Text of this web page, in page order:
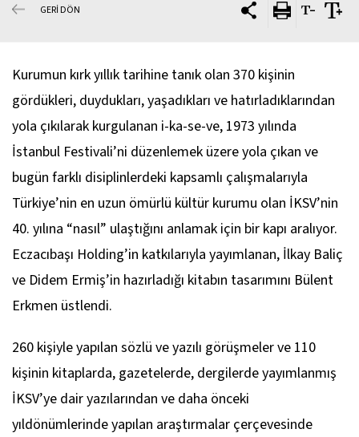
GERİ DÖN
Kurumun kırk yıllık tarihine tanık olan 370 kişinin
gördükleri, duydukları, yaşadıkları ve hatırladıklarından
yola çıkılarak kurgulanan i-ka-se-ve, 1973 yılında
İstanbul Festivali’ni düzenlemek üzere yola çıkan ve
bugün farklı disiplinlerdeki kapsamlı çalışmalarıyla
Türkiye’nin en uzun ömürlü kültür kurumu olan İKSV’nin
40. yılına “nasıl” ulaştığını anlamak için bir kapı aralıyor.
Eczacıbaşı Holding’in katkılarıyla yayımlanan, İlkay Baliç
ve Didem Ermiş’in hazırladığı kitabın tasarımını Bülent
Erkmen üstlendi.
260 kişiyle yapılan sözlü ve yazılı görüşmeler ve 110
kişinin kitaplarda, gazetelerde, dergilerde yayımlanmış
İKSV’ye dair yazılarından ve daha önceki
yıldönümlerinde yapılan araştırmalar çerçevesinde